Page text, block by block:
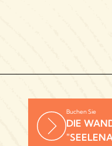
Buchen Sie
DIE